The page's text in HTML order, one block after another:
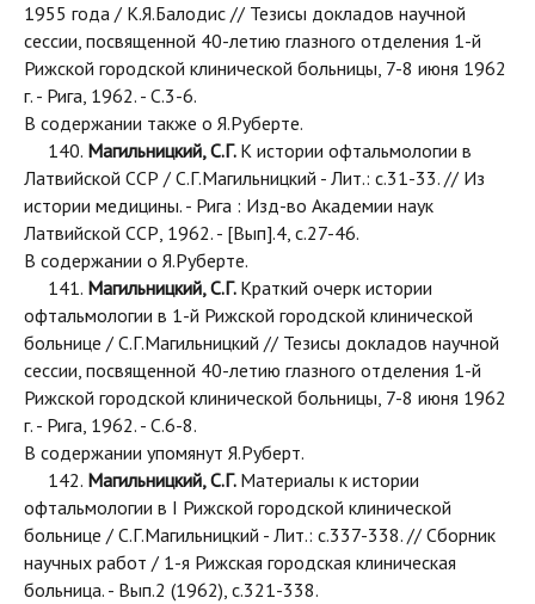
1955 года / К.Я.Балодис // Тезисы докладов научной
сессии, посвященной 40-летию глазного отделения 1-й
Рижской городской клинической больницы, 7-8 июня 1962
г. - Рига, 1962. - С.3-6.
В содержании также о Я.Руберте.
140. Магильницкий, С.Г. К истории офтальмологии в
Латвийской ССР / С.Г.Магильницкий - Лит.: с.31-33. // Из
истории медицины. - Рига : Изд-во Академии наук
Латвийской ССР, 1962. - [Вып].4, с.27-46.
В содержании о Я.Руберте.
141. Магильницкий, С.Г. Краткий очерк истории
офтальмологии в 1-й Рижской городской клинической
больнице / С.Г.Магильницкий // Тезисы докладов научной
сессии, посвященной 40-летию глазного отделения 1-й
Рижской городской клинической больницы, 7-8 июня 1962
г. - Рига, 1962. - С.6-8.
В содержании упомянут Я.Руберт.
142. Магильницкий, С.Г. Материалы к истории
офтальмологии в I Рижской городской клинической
больнице / С.Г.Магильницкий - Лит.: с.337-338. // Сборник
научных работ / 1-я Рижская городская клиническая
больница. - Вып.2 (1962), с.321-338.